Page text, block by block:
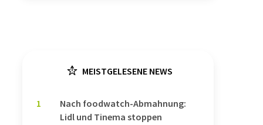
MEISTGELESENE NEWS
1
Nach foodwatch-Abmahnung:
Lidl und Tinema stoppen